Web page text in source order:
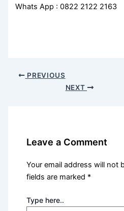
Whats App : 0822 2122 2163
PREVIOUS
NEXT
Leave a Comment
Your email address will not
fields are marked *
Type here..